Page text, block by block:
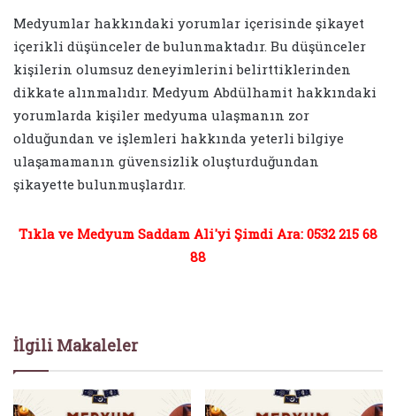
Medyumlar hakkındaki yorumlar içerisinde şikayet
içerikli düşünceler de bulunmaktadır. Bu düşünceler
kişilerin olumsuz deneyimlerini belirttiklerinden
dikkate alınmalıdır. Medyum Abdülhamit hakkındaki
yorumlarda kişiler medyuma ulaşmanın zor
olduğundan ve işlemleri hakkında yeterli bilgiye
ulaşamamanın güvensizlik oluşturduğundan
şikayette bulunmuşlardır.
Tıkla ve Medyum Saddam Ali'yi Şimdi Ara: 0532 215 68
88
İlgili Makaleler